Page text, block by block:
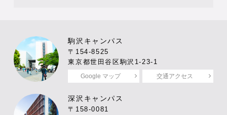
駒沢キャンパス
〒154-8525
東京都世田谷区駒沢1-23-1
Google マップ 交通アクセス
深沢キャンパス
〒158-0081